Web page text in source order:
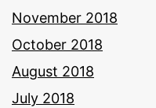
November 2018
October 2018
August 2018
July 2018